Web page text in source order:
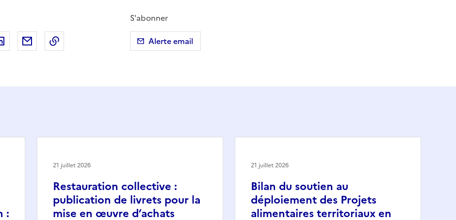
sur X (anciennement Twitter)
Partager sur LinkedIn
Partager par emailCopier dans le presse-papier
S'abonner
Alerte email
:
Restauration collective :
publication de livrets pour la
mise en œuvre d’achats
21 juillet 2026
Bilan du soutien au
déploiement des Projets
alimentaires territoriaux en
21 juillet 2026